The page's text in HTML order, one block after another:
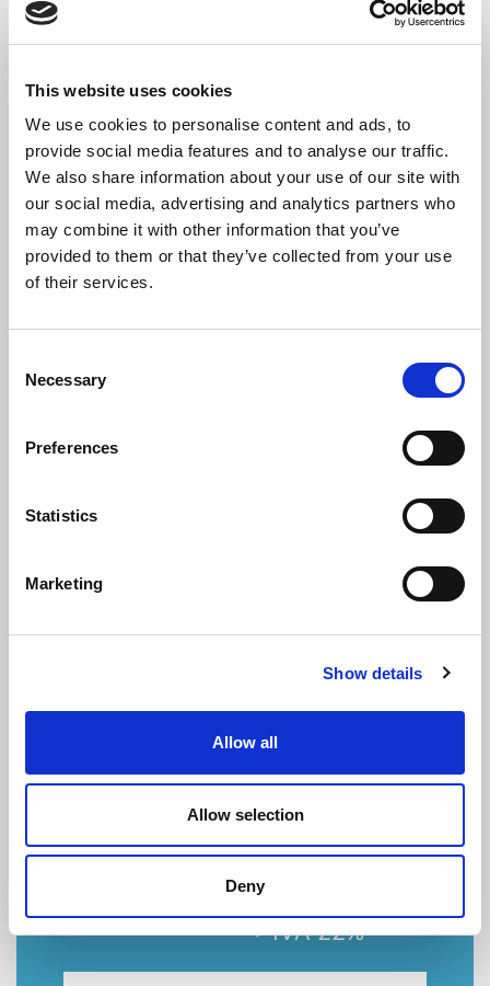
This website uses cookies
We use cookies to personalise content and ads, to
provide social media features and to analyse our traffic.
We also share information about your use of our site with
our social media, advertising and analytics partners who
may combine it with other information that you’ve
provided to them or that they’ve collected from your use
of their services.
Selection
Necessary
Preferences
Statistics
Marketing
Show details
Allow all
Allow selection
Deny
Corso
Dedicato A:
Responsabile
Sicurezza,Lavoratore
TARIFFA ASSOCIATI
110
+ IVA 22%